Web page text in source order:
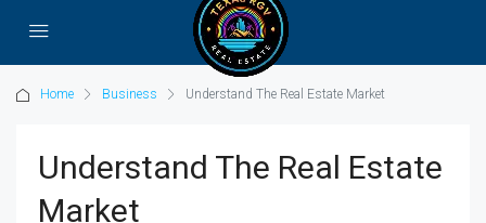
Home Business Understand The Real Estate Market
Understand The Real Estate
Market